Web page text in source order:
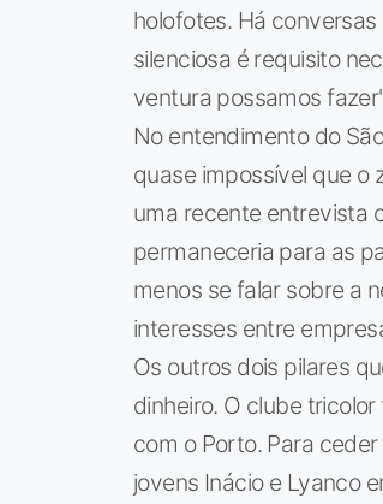
holofotes. Há
silenciosa é requisito
ventura possamos
No entendimento do
quase impossível que o
uma recente entrevista
permaneceria para as
menos se falar sobre a
interesses entre
Os outros dois pilares
dinheiro. O clube
com o Porto. Para
jovens Inácio e Lyanco